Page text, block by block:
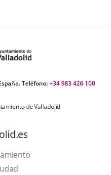
Teléfono:+34 983 426 100
de Valladolid